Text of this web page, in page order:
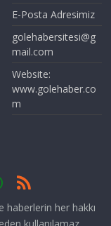
E-Posta Adresimiz
golehabersitesi@g
mail.com
Website:
www.golehaber.co
m
haberlerin her hakkı
kullanılamaz.